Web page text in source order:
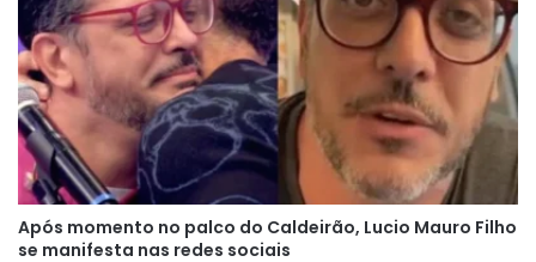
Após momento no palco do Caldeirão, Lucio Mauro Filho
se manifesta nas redes sociais